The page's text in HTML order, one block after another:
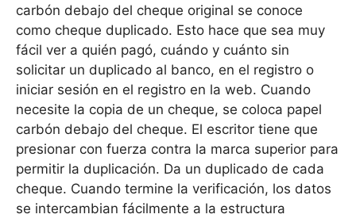
carbón debajo del cheque original se conoce
como cheque duplicado. Esto hace que sea muy
fácil ver a quién pagó, cuándo y cuánto sin
solicitar un duplicado al banco, en el registro o
iniciar sesión en el registro en la web. Cuando
necesite la copia de un cheque, se coloca papel
carbón debajo del cheque. El escritor tiene que
presionar con fuerza contra la marca superior para
permitir la duplicación. Da un duplicado de cada
cheque. Cuando termine la verificación, los datos
se intercambian fácilmente a la estructura